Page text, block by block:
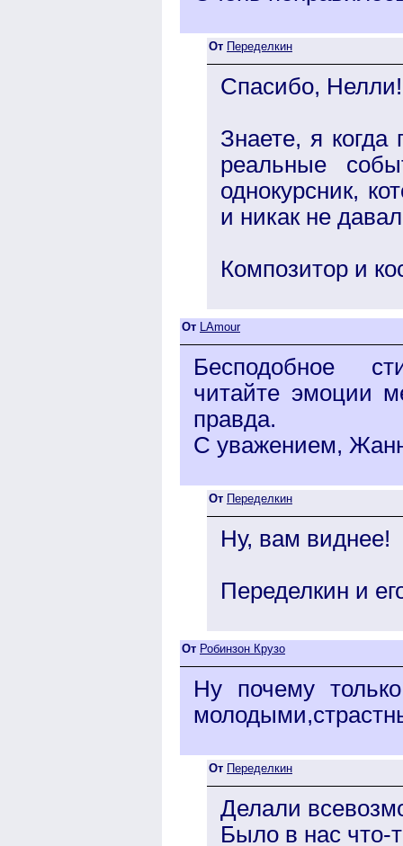
От Переделкин
Спасибо, Нелли!
Знаете, я когда
реальные
однокурсник,
и никак не
Композитор и
От LAmour
Бесподобное
читайте эмоции
правда.
С уважением,
От Переделкин
Ну, вам виднее!
Переделкин и
От Робинзон Крузо
Ну почему
От Переделкин
Делали
Было в нас что-